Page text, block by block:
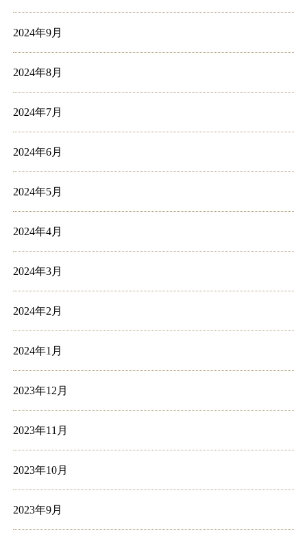
2024年9月
2024年8月
2024年7月
2024年6月
2024年5月
2024年4月
2024年3月
2024年2月
2024年1月
2023年12月
2023年11月
2023年10月
2023年9月